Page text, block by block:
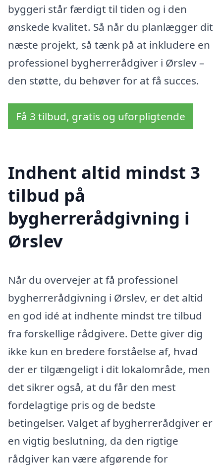
byggeri står færdigt til tiden og i den
ønskede kvalitet. Så når du planlægger dit
næste projekt, så tænk på at inkludere en
professionel bygherrerådgiver i Ørslev –
den støtte, du behøver for at få succes.
Få 3 tilbud, gratis og uforpligtende
Indhent altid mindst 3
tilbud på
bygherrerådgivning i
Ørslev
Når du overvejer at få professionel
bygherrerådgivning i Ørslev, er det altid
en god idé at indhente mindst tre tilbud
fra forskellige rådgivere. Dette giver dig
ikke kun en bredere forståelse af, hvad
der er tilgængeligt i dit lokalområde, men
det sikrer også, at du får den mest
fordelagtige pris og de bedste
betingelser. Valget af bygherrerådgiver er
en vigtig beslutning, da den rigtige
rådgiver kan være afgørende for